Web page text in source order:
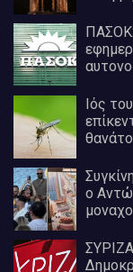
Ιός
ο